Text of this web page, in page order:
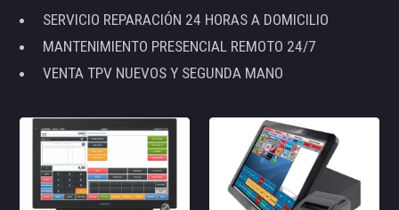
SERVICIO REPARACIÓN 24 HORAS A DOMICILIO
MANTENIMIENTO PRESENCIAL REMOTO 24/7
VENTA TPV NUEVOS Y SEGUNDA MANO